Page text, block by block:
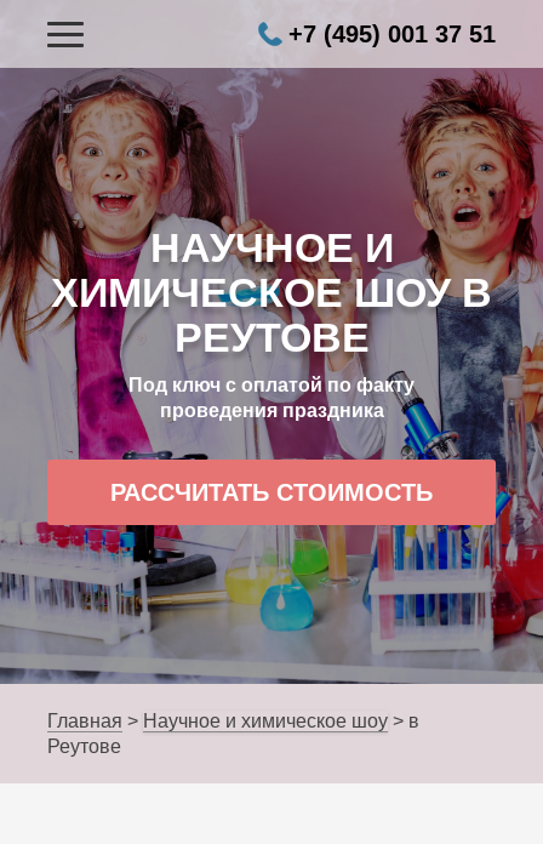
+7 (495) 001 37 51
НАУЧНОЕ И
ХИМИЧЕСКОЕ ШОУ В
РЕУТОВЕ
Под ключ с оплатой по факту
проведения праздника
РАССЧИТАТЬ СТОИМОСТЬ
Главная > Научное и химическое шоу > в
Реутове